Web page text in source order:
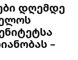
დღემდე
–